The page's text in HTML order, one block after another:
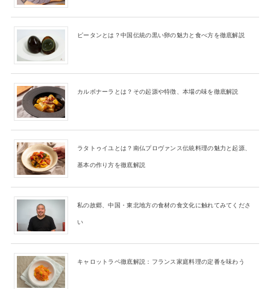
ピータンとは？中国伝統の黒い卵の魅力と食べ方を徹底解説
カルボナーラとは？その起源や特徴、本場の味を徹底解説
ラタトゥイユとは？南仏プロヴァンス伝統料理の魅力と起源、
基本の作り方を徹底解説
私の故郷、中国・東北地方の食材の食文化に触れてみてくださ
い
キャロットラペ徹底解説：フランス家庭料理の定番を味わう